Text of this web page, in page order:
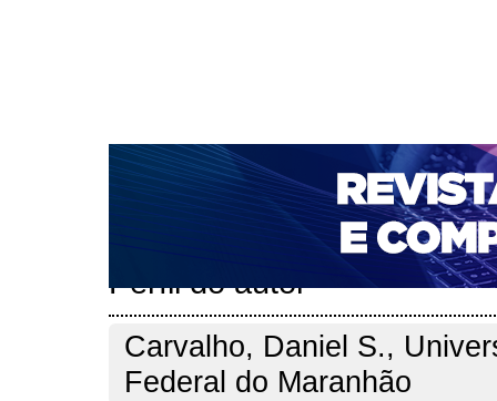
CAPA SOBRE ACESSO CADASTRO
NOTÍCIAS
PORTAL DE REVISTAS DA UNIFACS
PARA AVALIADORES
NOVA SUBMISSÃO
Perfil do autor
Carvalho, Daniel S.,
Federal do Maranhão